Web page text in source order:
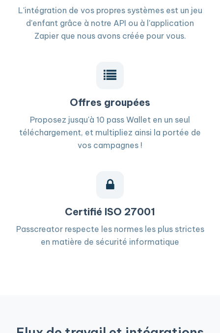
L'intégration de vos propres systèmes est un jeu
d'enfant grâce à notre API ou à l'application
Zapier que nous avons créée pour vous.
Offres groupées
Proposez jusqu'à 10 pass Wallet en un seul
téléchargement, et multipliez ainsi la portée de
vos campagnes !
Certifié ISO 27001
Passcreator respecte les normes les plus strictes
en matière de sécurité informatique